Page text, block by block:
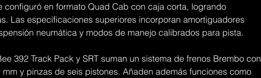
configuró en formato Quad Cab con caja corta, logrando
Las especificaciones superiores incorporan amortiguadores
neumática y modos de manejo calibrados para pista.
392 Track Pack y SRT suman un sistema de frenos Brembo con
y pinzas de seis pistones. Añaden además funciones como